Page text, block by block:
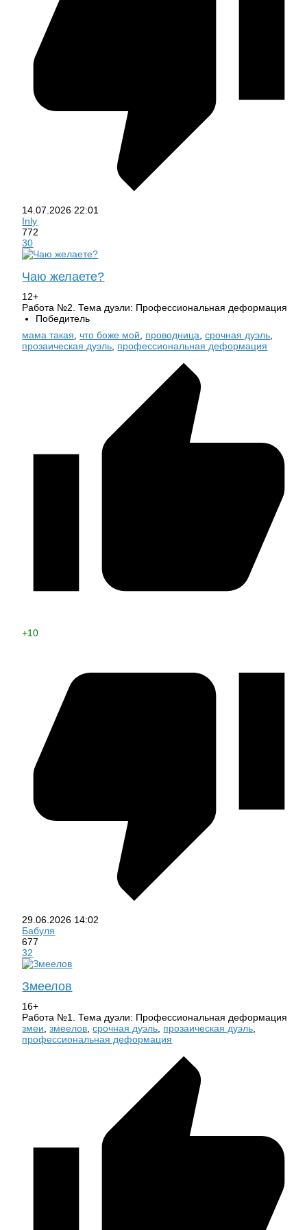
14.07.2026 22:01
Inly
772
30
Чаю желаете?
12+
Работа №2. Тема дуэли: Профессиональная деформация
Победитель
мама такая ,что боже мой проводница ,срочная дуэль
прозаическая дуэль профессиональная деформация
+10
29.06.2026 14:02
Бабуля
677
32
Змеелов
16+
Работа №1. Тема дуэли: Профессиональная деформация
змеи ,змеелов ,срочная дуэль прозаическая дуэль
профессиональная деформация